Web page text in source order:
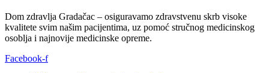
Dom zdravlja Gradačac – osiguravamo zdravstvenu skrb visoke
kvalitete svim našim pacijentima, uz pomoć stručnog medicinskog
osoblja i najnovije medicinske opreme.
Facebook-f